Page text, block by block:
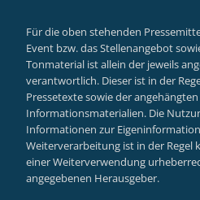
Für die oben stehenden
Event bzw. das Stellenangebot
Tonmaterial ist allein der jeweils
verantwortlich. Dieser ist in der
Pressetexte sowie der
Informationsmaterialien. Die
Informationen zur
Weiterverarbeitung ist in der Regel
einer Weiterverwendung
angegebenen Herausgeber.